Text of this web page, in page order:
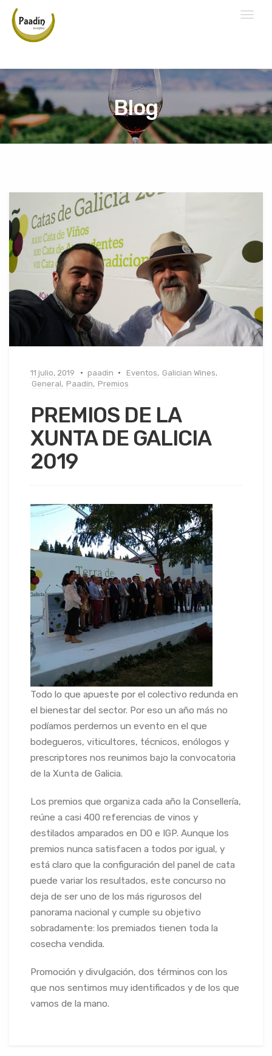
Toggle
Blog
11 julio, 2019 paadin Eventos, Galician Wines,
General, Paadín, Premios
PREMIOS DE LA
XUNTA DE GALICIA
2019
Todo lo que apueste por el colectivo redunda en
el bienestar del sector. Por eso un año más no
podíamos perdernos un evento en el que
bodegueros, viticultores, técnicos, enólogos y
prescriptores nos reunimos bajo la convocatoria
de la Xunta de Galicia.
Los premios que organiza cada año la Consellería,
reúne a casi 400 referencias de vinos y
destilados amparados en DO e IGP. Aunque los
premios nunca satisfacen a todos por igual, y
está claro que la configuración del panel de cata
puede variar los resultados, este concurso no
deja de ser uno de los más rigurosos del
panorama nacional y cumple su objetivo
sobradamente: los premiados tienen toda la
cosecha vendida.
Promoción y divulgación, dos términos con los
que nos sentimos muy identificados y de los que
vamos de la mano.